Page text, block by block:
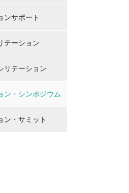
ンサポート
テーション
リテーション
ン・シンポジウム
ン・サミット